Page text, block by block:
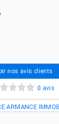
nos avis clients
0 avis